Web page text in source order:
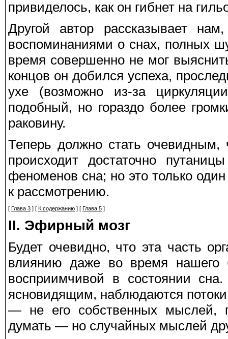
привиделось, как он гибнет на
Другой автор рассказывает
воспоминаниями о снах, полных
время совершенно не мог
концов он добился успеха,
ухе (возможно из-за
подобный, но гораздо более
раковину.
Теперь должно стать очевидным,
происходит достаточно
феноменов сна; но это только
к рассмотрению.
[ Глава 3 ] [ К содержанию ] [ Глава 5 ]
II. Эфирный мозг
Будет очевидно, что эта часть
влиянию даже во время нашего
восприимчивой в состоянии
ясновидящим, наблюдаются
— не его собственных мыслей,
думать — но случайных мыслей